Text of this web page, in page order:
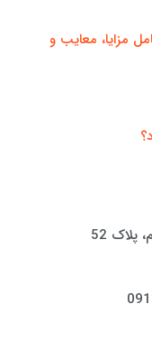
مزایا، معایب و
52